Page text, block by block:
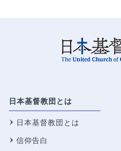
日本基督教団とは
日本基督教団とは
信仰告白